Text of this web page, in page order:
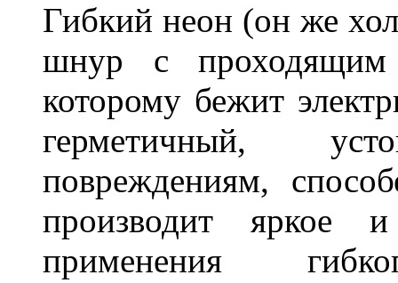
Гибкий неон (он же
шнур с
которому бежит
герметичный,
повреждениям,
производит яркое
применения